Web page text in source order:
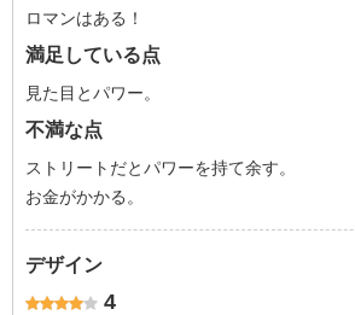
ロマンはある！
満足している点
見た目とパワー。
不満な点
ストリートだとパワーを持て余す。
お金がかかる。
デザイン
4